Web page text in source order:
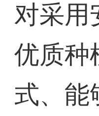
对采用
优质种
式、能